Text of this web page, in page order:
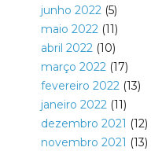
junho 2022(5)
maio 2022(11)
abril 2022(10)
março 2022(17)
fevereiro 2022(13)
janeiro 2022(11)
dezembro 2021 (12)
novembro 2021 (13)